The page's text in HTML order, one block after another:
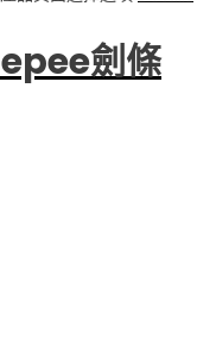
epee劍條